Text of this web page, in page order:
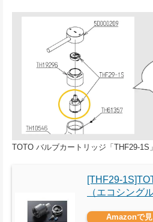
TOTO バルブカートリッジ「THF29-1S
[THF29-
（エコシング
Amazonで見